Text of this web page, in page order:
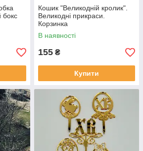
бокс
Кошик "Великодній кролик".
Великодні прикраси.
Корзинка
В наявності
155 ₴
Купити